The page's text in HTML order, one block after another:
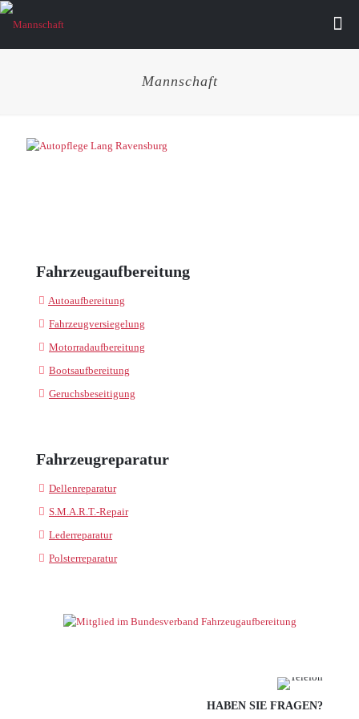
Mannschaft
Fahrzeugaufbereitung
Autoaufbereitung
Fahrzeugversiegelung
Motorradaufbereitung
Bootsaufbereitung
Geruchsbeseitigung
Fahrzeugreparatur
Dellenreparatur
S.M.A.R.T.-Repair
Lederreparatur
Polsterreparatur
HABEN SIE FRAGEN?